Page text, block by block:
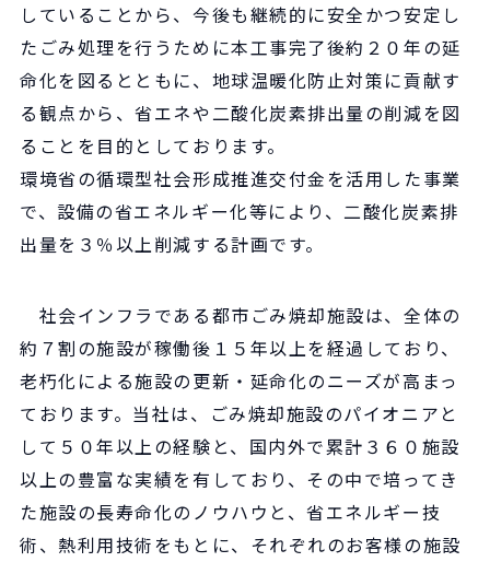
していることから、今後も継続的に安全かつ安定し
たごみ処理を行うために本工事完了後約２０年の延
命化を図るとともに、地球温暖化防止対策に貢献す
る観点から、省エネや二酸化炭素排出量の削減を図
ることを目的としております。
環境省の循環型社会形成推進交付金を活用した事業
で、設備の省エネルギー化等により、二酸化炭素排
出量を３％以上削減する計画です。
社会インフラである都市ごみ焼却施設は、全体の
約７割の施設が稼働後１５年以上を経過しており、
老朽化による施設の更新・延命化のニーズが高まっ
ております。当社は、ごみ焼却施設のパイオニアと
して５０年以上の経験と、国内外で累計３６０施設
以上の豊富な実績を有しており、その中で培ってき
た施設の長寿命化のノウハウと、省エネルギー技
術、熱利用技術をもとに、それぞれのお客様の施設